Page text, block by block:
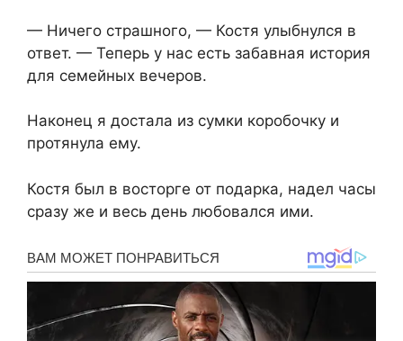
— Ничего страшного, — Костя улыбнулся в
ответ. — Теперь у нас есть забавная история
для семейных вечеров.
Наконец я достала из сумки коробочку и
протянула ему.
Костя был в восторге от подарка, надел часы
сразу же и весь день любовался ими.